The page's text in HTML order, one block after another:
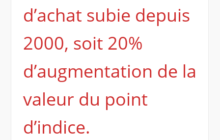
d’achat subie depuis
2000, soit 20%
d’augmentation de la
valeur du point
d’indice.